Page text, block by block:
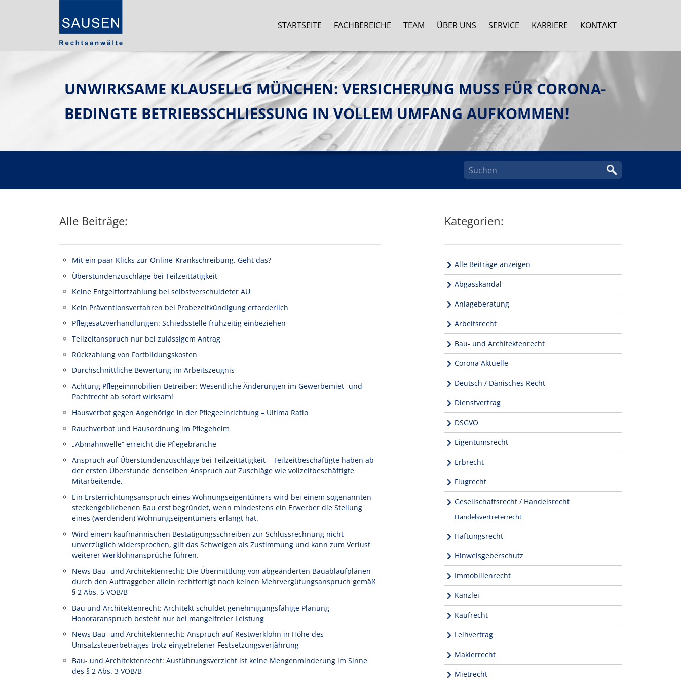
STARTSEITE FACHBEREICHE TEAM ÜBER UNS SERVICE KARRIERE KONTAKT
UNWIRKSAME KLAUSELLG MÜNCHEN: VERSICHERUNG MUSS FÜR CORONA-
BEDINGTE BETRIEBSSCHLIESSUNG IN VOLLEM UMFANG AUFKOMMEN!
Alle Beiträge:
Mit ein paar Klicks zur Online-Krankschreibung. Geht das?
Überstundenzuschläge bei Teilzeittätigkeit
Keine Entgeltfortzahlung bei selbstverschuldeter AU
Kein Präventionsverfahren bei Probezeitkündigung erforderlich
Pflegesatzverhandlungen: Schiedsstelle frühzeitig einbeziehen
Teilzeitanspruch nur bei zulässigem Antrag
Rückzahlung von Fortbildungskosten
Durchschnittliche Bewertung im Arbeitszeugnis
Achtung Pflegeimmobilien-Betreiber: Wesentliche Änderungen im Gewerbemiet- und
Pachtrecht ab sofort wirksam!
Hausverbot gegen Angehörige in der Pflegeeinrichtung – Ultima Ratio
Rauchverbot und Hausordnung im Pflegeheim
„Abmahnwelle“ erreicht die Pflegebranche
Anspruch auf Überstundenzuschläge bei Teilzeittätigkeit – Teilzeitbeschäftigte haben ab
der ersten Überstunde denselben Anspruch auf Zuschläge wie vollzeitbeschäftigte
Mitarbeitende.
Ein Ersterrichtungsanspruch eines Wohnungseigentümers wird bei einem sogenannten
steckengebliebenen Bau erst begründet, wenn mindestens ein Erwerber die Stellung
eines (werdenden) Wohnungseigentümers erlangt hat.
Wird einem kaufmännischen Bestätigungsschreiben zur Schlussrechnung nicht
unverzüglich widersprochen, gilt das Schweigen als Zustimmung und kann zum Verlust
weiterer Werklohnansprüche führen.
News Bau- und Architektenrecht: Die Übermittlung von abgeänderten Bauablaufplänen
durch den Auftraggeber allein rechtfertigt noch keinen Mehrvergütungsanspruch gemäß
§ 2 Abs. 5 VOB/B
Bau und Architektenrecht: Architekt schuldet genehmigungsfähige Planung –
Honoraranspruch besteht nur bei mangelfreier Leistung
News Bau- und Architektenrecht: Anspruch auf Restwerklohn in Höhe des
Umsatzsteuerbetrages trotz eingetretener Festsetzungsverjährung
Bau- und Architektenrecht: Ausführungsverzicht ist keine Mengenminderung im Sinne
des § 2 Abs. 3 VOB/B
Kategorien:
Alle Beiträge anzeigen
Abgasskandal
Anlageberatung
Arbeitsrecht
Bau- und Architektenrecht
Corona Aktuelle
Deutsch / Dänisches Recht
Dienstvertrag
DSGVO
Eigentumsrecht
Erbrecht
Flugrecht
Gesellschaftsrecht / Handelsrecht
Handelsvertreterrecht
Haftungsrecht
Hinweisgeberschutz
Immobilienrecht
Kanzlei
Kaufrecht
Leihvertrag
Maklerrecht
Mietrecht